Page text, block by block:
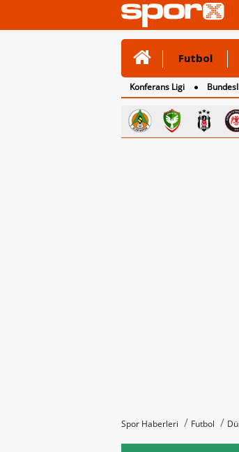
Futbol
Konferans Ligi
2. Lig
3. Lig
Spor Haberleri Futbol